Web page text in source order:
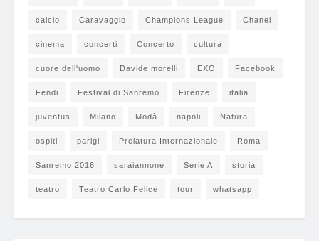
calcio Caravaggio Champions League Chanel
cinema concerti Concerto cultura
cuore dell'uomo Davide morelli EXO Facebook
Fendi Festival di Sanremo Firenze italia
juventus Milano Modà napoli Natura
ospiti parigi Prelatura Internazionale Roma
Sanremo 2016 saraiannone Serie A storia
teatro Teatro Carlo Felice tour whatsapp